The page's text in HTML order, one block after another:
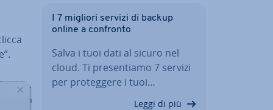
I 7 migliori servizi di backup
online a confronto
Salva i tuoi dati al sicuro nel
cloud. Ti pre­sen­tia­mo 7 servizi
per pro­teg­ge­re i tuoi…
Leggi di più